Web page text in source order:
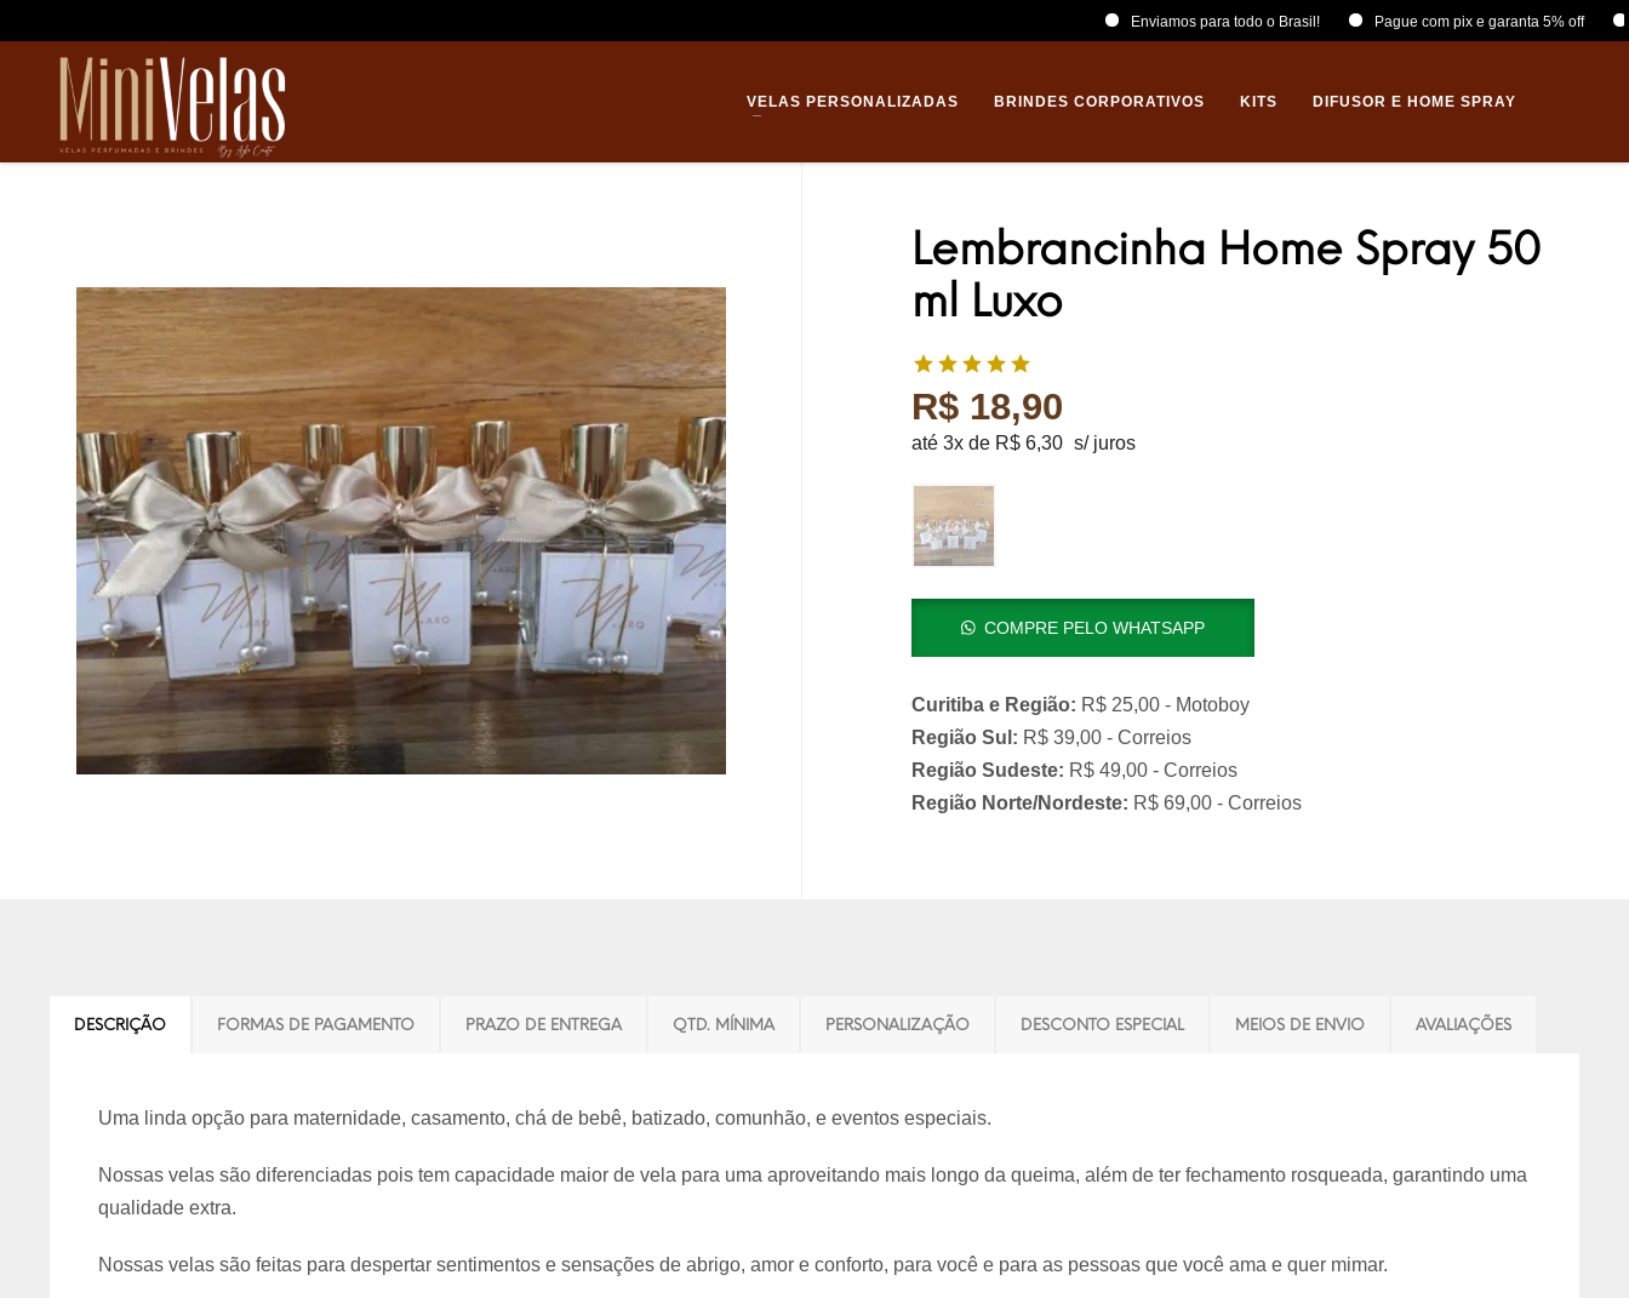
Enviamos para todo o Brasil! Pague com pix e garanta 5% off Velas 100%
VELAS PERSONALIZADAS BRINDES CORPORATIVOS KITS DIFUSOR E HOME SPRAY
Lembrancinha Home Spray 50
ml Luxo
R$ 18,90
até 3x de R$ 6,30 s/ juros
COMPRE PELO WHATSAPP
Curitiba e Região: R$ 25,00 - Motoboy
Região Sul: R$ 39,00 - Correios
Região Sudeste: R$ 49,00 - Correios
Região Norte/Nordeste: R$ 69,00 - Correios
DESCRIÇÃO FORMAS DE PAGAMENTO PRAZO DE ENTREGA QTD. MÍNIMA PERSONALIZAÇÃO DESCONTO ESPECIAL MEIOS DE ENVIO AVALIAÇÕES
Uma linda opção para maternidade, casamento, chá de bebê, batizado, comunhão, e eventos especiais.
Nossas velas são diferenciadas pois tem capacidade maior de vela para uma aproveitando mais longo da queima, além de ter fechamento rosqueada, garantindo uma
qualidade extra.
Nossas velas são feitas para despertar sentimentos e sensações de abrigo, amor e conforto, para você e para as pessoas que você ama e quer mimar.